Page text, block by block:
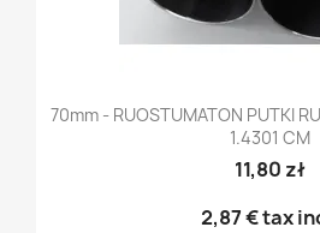
70mm - RUOSTUMATON PUTKI
1.4301 CM
11,80 zł
2,87 €tax